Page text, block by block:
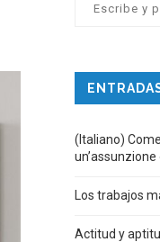
(Italiano)
Los trabajos
Actitud y